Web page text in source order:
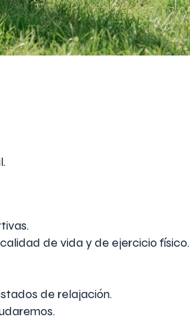
de vida y de ejercicio físico.
de relajación.